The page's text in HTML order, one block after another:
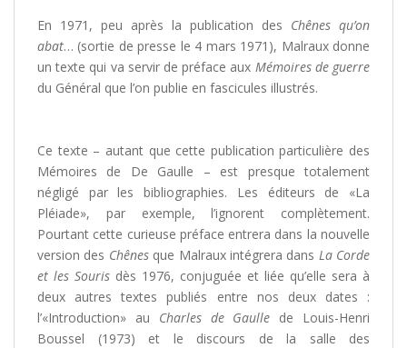
En 1971, peu après la publication des Chênes qu’on
abat… (sortie de presse le 4 mars 1971), Malraux donne
un texte qui va servir de préface aux Mémoires de guerre
du Général que l’on publie en fascicules illustrés.
Ce texte – autant que cette publication particulière des
Mémoires de De Gaulle – est presque totalement
négligé par les bibliographies. Les éditeurs de «La
Pléiade», par exemple, l’ignorent complètement.
Pourtant cette curieuse préface entrera dans la nouvelle
version des Chênesque Malraux intégrera dans La Corde
et les Souris dès 1976, conjuguée et liée qu’elle sera à
deux autres textes publiés entre nos deux dates :
l’«Introduction» au Charles de Gaulle de Louis-Henri
Boussel (1973) et le discours de la salle des